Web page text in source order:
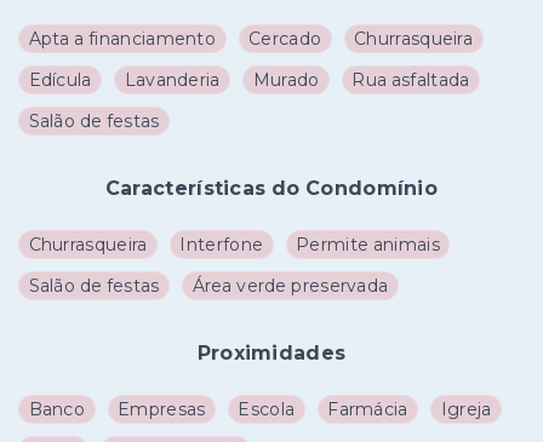
Apta a financiamento Cercado
Churrasqueira
Edícula
Lavanderia Murado
Rua asfaltada
Salão de festas
Características do Condomínio
Churrasqueira Interfone
Permite animais
Salão de festas
Área verde preservada
Proximidades
Banco Empresas Escola Farmácia
Igreja